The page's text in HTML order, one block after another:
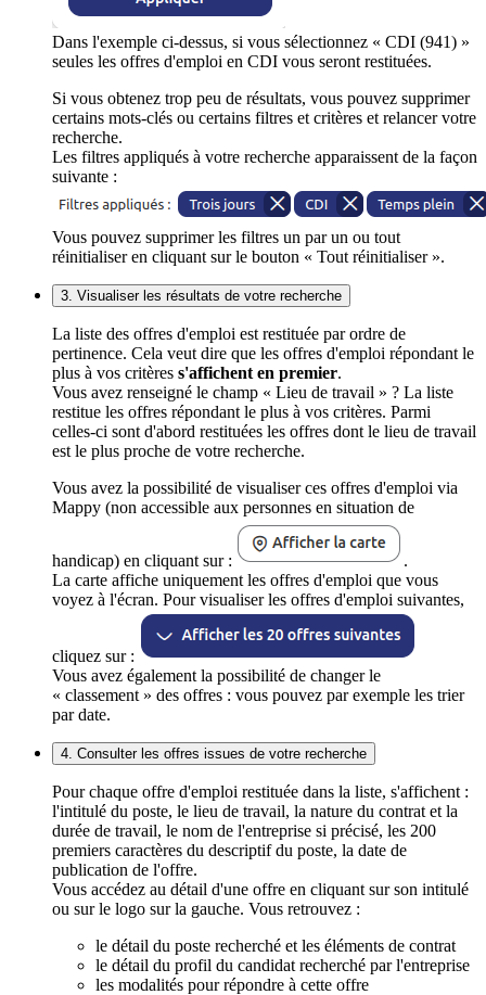
Dans l'exemple ci-dessus, si vous sélectionnez « CDI (941) »
seules les offres d'emploi en CDI vous seront restituées.
Si vous obtenez trop peu de résultats, vous pouvez supprimer
certains mots-clés ou certains filtres et critères et relancer votre
recherche.
Les filtres appliqués à votre recherche apparaissent de la façon
suivante :
Vous pouvez supprimer les filtres un par un ou tout
réinitialiser en cliquant sur le bouton « Tout réinitialiser ».
3. Visualiser les résultats de votre recherche
La liste des offres d'emploi est restituée par ordre de
pertinence. Cela veut dire que les offres d'emploi répondant le
plus à vos critères s'affichent en premier.
Vous avez renseigné le champ « Lieu de travail » ? La liste
restitue les offres répondant le plus à vos critères. Parmi
celles-ci sont d'abord restituées les offres dont le lieu de travail
est le plus proche de votre recherche.
Vous avez la possibilité de visualiser ces offres d'emploi via
Mappy (non accessible aux personnes en situation de
handicap) en cliquant sur :
.
La carte affiche uniquement les offres d'emploi que vous
voyez à l'écran. Pour visualiser les offres d'emploi suivantes,
cliquez sur :
Vous avez également la possibilité de changer le
« classement » des offres : vous pouvez par exemple les trier
par date.
4. Consulter les offres issues de votre recherche
Pour chaque offre d'emploi restituée dans la liste, s'affichent :
l'intitulé du poste, le lieu de travail, la nature du contrat et la
durée de travail, le nom de l'entreprise si précisé, les 200
premiers caractères du descriptif du poste, la date de
publication de l'offre.
Vous accédez au détail d'une offre en cliquant sur son intitulé
ou sur le logo sur la gauche. Vous retrouvez :
le détail du poste recherché et les éléments de contrat
le détail du profil du candidat recherché par l'entreprise
les modalités pour répondre à cette offre